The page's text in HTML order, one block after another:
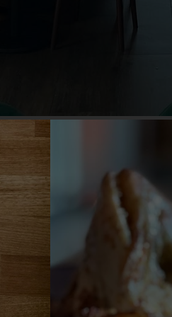
tekstowy. Kliknij
tekst. Możesz też
tego elementu oraz
i wiele innych.